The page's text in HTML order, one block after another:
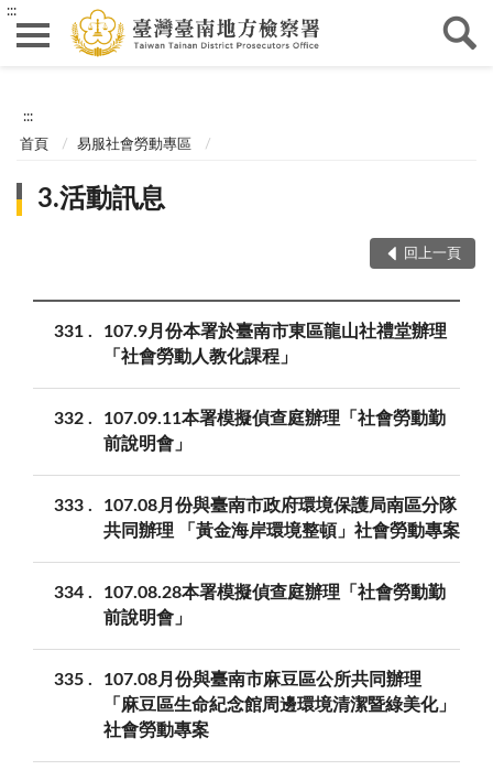
:::
:::
首頁 易服社會勞動專區
3.活動訊息
回上一頁
331
107.9月份本署於臺南市東區龍山社禮堂辦理
「社會勞動人教化課程」
332
107.09.11本署模擬偵查庭辦理「社會勞動勤
前說明會」
333
107.08月份與臺南市政府環境保護局南區分隊
共同辦理 「黃金海岸環境整頓」社會勞動專案
334
107.08.28本署模擬偵查庭辦理「社會勞動勤
前說明會」
335
107.08月份與臺南市麻豆區公所共同辦理
「麻豆區生命紀念館周邊環境清潔暨綠美化」
社會勞動專案